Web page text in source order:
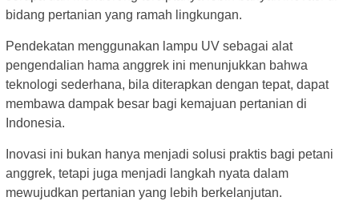
bidang pertanian yang ramah lingkungan.
Pendekatan menggunakan lampu UV sebagai alat
pengendalian hama anggrek ini menunjukkan bahwa
teknologi sederhana, bila diterapkan dengan tepat, dapat
membawa dampak besar bagi kemajuan pertanian di
Indonesia.
Inovasi ini bukan hanya menjadi solusi praktis bagi petani
anggrek, tetapi juga menjadi langkah nyata dalam
mewujudkan pertanian yang lebih berkelanjutan.